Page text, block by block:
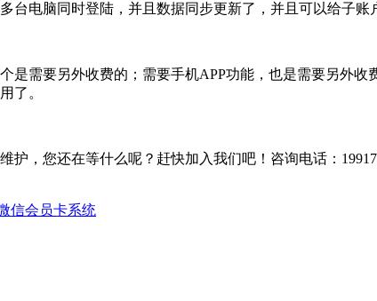
台电脑同时登陆，并且数据同步更新了，并且可以给子账
是需要另外收费的；需要手机APP功能，也是需要另外
了。
，您还在等什么呢？赶快加入我们吧！咨询电话：
信会员卡系统